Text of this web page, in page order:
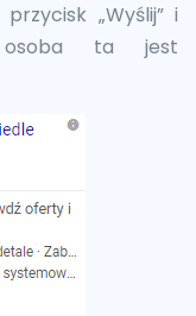
„Wyślij” i
osoba ta jest